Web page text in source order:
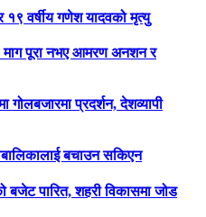
१९ वर्षीय गणेश यादवको मृत्यु
माग पूरा नभए आमरण अनशन र
गोलबजारमा प्रदर्शन, देशव्यापी
बचाउन सकिएन
पारित, शहरी विकासमा जोड